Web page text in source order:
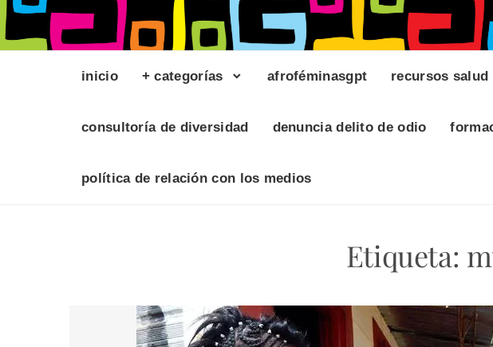
inicio + categorías afroféminasgpt recursos salud
consultoría de diversidad denuncia delito de odio
política de relación con los medios
Etiqueta: